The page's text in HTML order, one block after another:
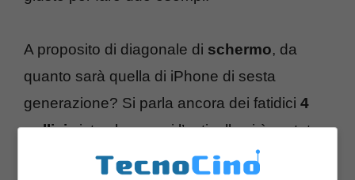
A proposito di diagonale di schermo, da
quanto sarà quella di iPhone di sesta
generazione? Si parla ancora dei fatidici 4
pollicivisto che ormai l’asticella si è portata
su questi livelli e gli utenti chiedono a grande